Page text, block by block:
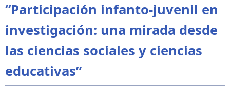
“Participación infanto-juvenil en
investigación: una mirada desde
las ciencias sociales y ciencias
educativas”